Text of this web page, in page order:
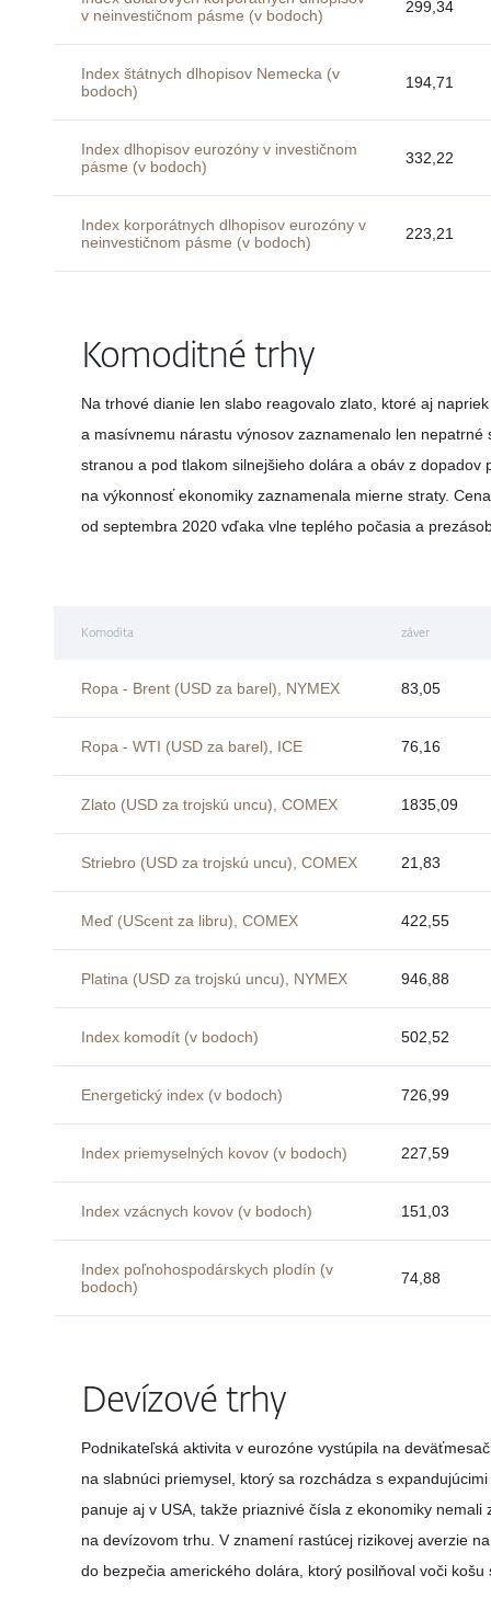
v neinvestičnom pásme (v bodoch)
299,34
Index štátnych dlhopisov Nemecka (v
bodoch)
194,71
Index dlhopisov eurozóny v investičnom
pásme (v bodoch)
332,22
Index korporátnych dlhopisov eurozóny v
neinvestičnom pásme (v bodoch)
223,21
Komoditné trhy
Na trhové dianie len slabo reagovalo zlato, ktoré aj
a masívnemu nárastu výnosov zaznamenalo len
stranou a pod tlakom silnejšieho dolára a obáv z dopadov
na výkonnosť ekonomiky zaznamenala mierne straty.
od septembra 2020 vďaka vlne teplého počasia a
Komodita záver
Ropa - Brent (USD za barel), NYMEX 83,05
Ropa - WTI (USD za barel), ICE 76,16
Zlato (USD za trojskú uncu), COMEX 1835,09
Striebro (USD za trojskú uncu), COMEX 21,83
Meď (UScent za libru), COMEX 422,55
Platina (USD za trojskú uncu), NYMEX 946,88
Index komodít (v bodoch) 502,52
Energetický index (v bodoch) 726,99
Index priemyselných kovov (v bodoch) 227,59
Index vzácnych kovov (v bodoch) 151,03
Index poľnohospodárskych plodín (v
bodoch)
74,88
Devízové trhy
Podnikateľská aktivita v eurozóne vystúpila na
na slabnúci priemysel, ktorý sa rozchádza s
panuje aj v USA, takže priaznivé čísla z ekonomiky nemali
na devízovom trhu. V znamení rastúcej rizikovej averzie
do bezpečia amerického dolára, ktorý posilňoval voči košu